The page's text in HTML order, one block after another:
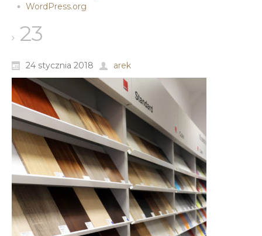
WordPress.org
23
24 stycznia 2018 arek